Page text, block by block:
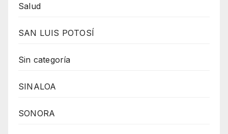
Salud
SAN LUIS POTOSÍ
Sin categoría
SINALOA
SONORA